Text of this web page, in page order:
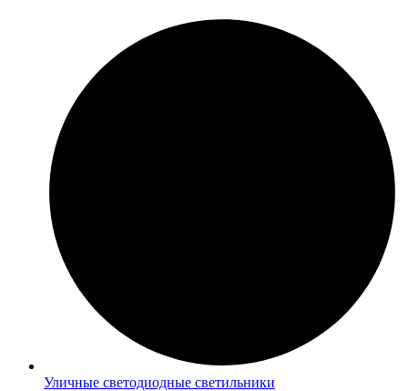
Уличные светодиодные светильники